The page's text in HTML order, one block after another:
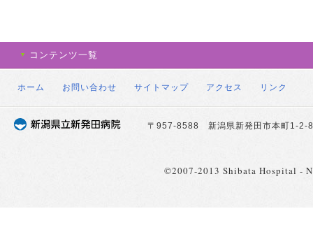
コンテンツ一覧
ホーム お問い合わせ サイトマップ アクセス リンク
〒957-8588 新潟県新発田市本町1-
©2007-2013 Shibata Hospital -